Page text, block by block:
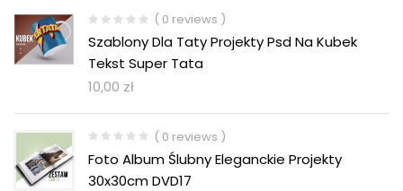
( 0 reviews )
Szablony Dla Taty Projekty Psd Na Kubek
Tekst Super Tata
10,00 zł
( 0 reviews )
Foto Album Ślubny Eleganckie Projekty
30x30cm DVD17